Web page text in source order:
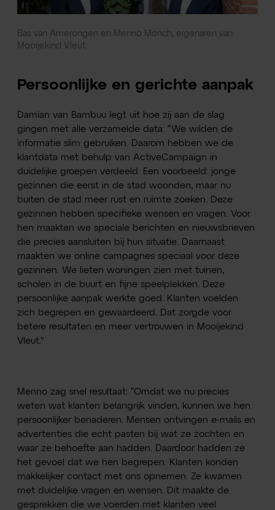
Bas van Amerongen en Menno Mönch, eigenaren van
Mooijekind Vleut
Persoonlijke en gerichte aanpak
Damian van Bambuu legt uit hoe zij aan de slag
gingen met alle verzamelde data: “We wilden de
informatie slim gebruiken. Daarom hebben we de
klantdata met behulp van ActiveCampaign in
duidelijke groepen verdeeld. Een voorbeeld: jonge
gezinnen die eerst in de stad woonden, maar nu
buiten de stad meer rust en ruimte zoeken. Deze
gezinnen hebben specifieke wensen en vragen. Voor
hen maakten we speciale berichten en nieuwsbrieven
die precies aansluiten bij hun situatie. Daarnaast
maakten we online campagnes speciaal voor deze
gezinnen. We lieten woningen zien met tuinen,
scholen in de buurt en fijne speelplekken. Deze
persoonlijke aanpak werkte goed. Klanten voelden
zich begrepen en gewaardeerd. Dat zorgde voor
betere resultaten en meer vertrouwen in Mooijekind
Vleut."
Menno zag snel resultaat: “Omdat we nu precies
weten wat klanten belangrijk vinden, kunnen we hen
persoonlijker benaderen. Mensen ontvingen e-mails en
advertenties die echt pasten bij wat ze zochten en
waar ze behoefte aan hadden. Daardoor hadden ze
het gevoel dat we hen begrepen. Klanten konden
makkelijker contact met ons opnemen. Ze kwamen
met duidelijke vragen en wensen. Dit maakte de
gesprekken die we voerden met klanten veel